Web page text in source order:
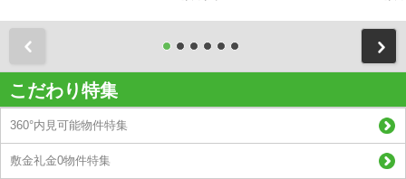
こだわり特集
360°内見可能物件特集
敷金礼金0物件特集